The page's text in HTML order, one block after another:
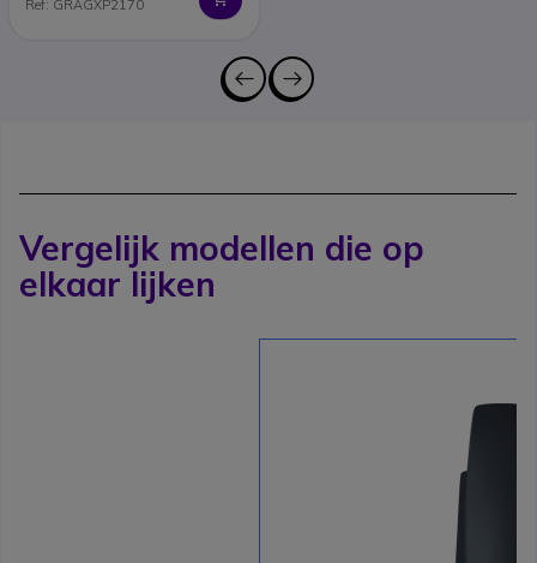
Ref: GRAGXP2170
Vergelijk modellen die op
elkaar lijken